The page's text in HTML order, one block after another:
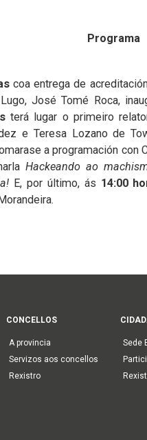
Programa
coa entrega de
José Tomé Roca,
terá lugar o primeiro
e Teresa Lozano de
a programación con
Hackeando ao
E, por último, ás 14:00
CONCELLOS
A provincia
Servizos aos concellos
Rexistro
Sede